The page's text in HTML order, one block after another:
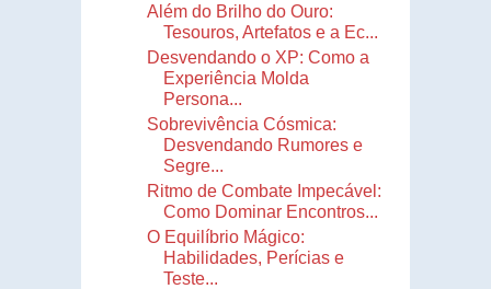
Além do Brilho do Ouro:
Tesouros, Artefatos e a Ec...
Desvendando o XP: Como a
Experiência Molda
Persona...
Sobrevivência Cósmica:
Desvendando Rumores e
Segre...
Ritmo de Combate Impecável:
Como Dominar Encontros...
O Equilíbrio Mágico:
Habilidades, Perícias e
Teste...